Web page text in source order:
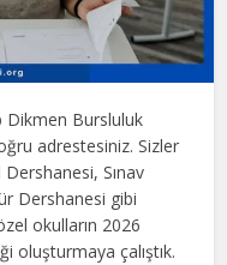
Dikmen Bursluluk
adrestesiniz. Sizler
Sınav
Dershanesi gibi
okulların 2026
oluşturmaya çalıştık.